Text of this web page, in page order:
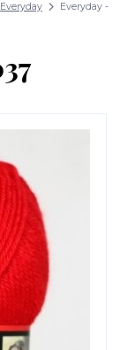
Everyday
Everyday -